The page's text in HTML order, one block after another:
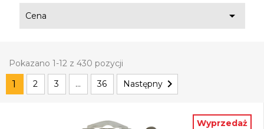
Cena 
Pokazano 1-12 z 430 pozycji
1 2 3 … 36 Następny 
Wyprzedaż